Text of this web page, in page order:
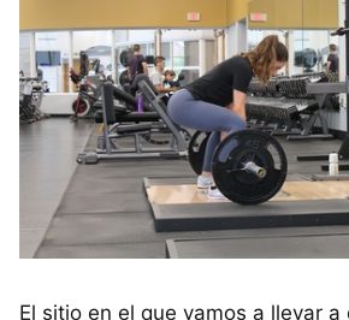
El sitio en el que vamos a llevar a